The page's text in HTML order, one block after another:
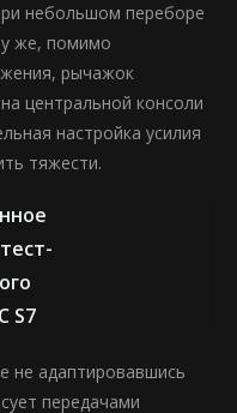
небольшом переборе
же, помимо
рычажок
центральной консоли
настройка усилия
тяжести.
S7
не адаптировавшись
передачами